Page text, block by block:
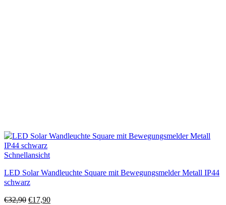
Schnellansicht
LED Solar Wandleuchte Square mit Bewegungsmelder Metall IP44
schwarz
€32,90 Ursprünglicher
€17,90Aktueller